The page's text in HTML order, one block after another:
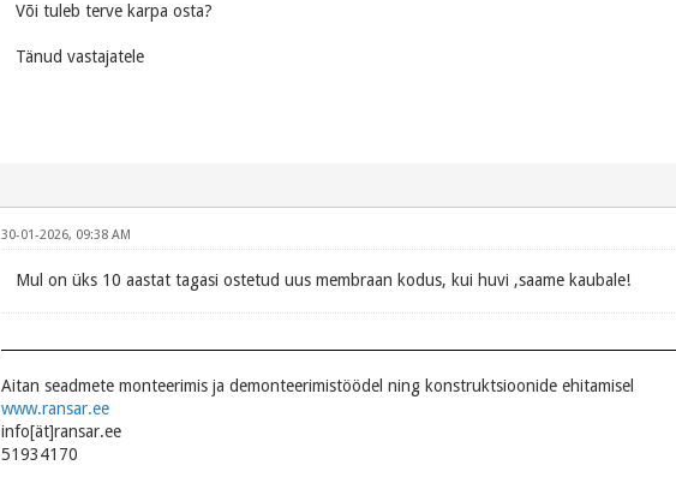
Või tuleb terve karpa osta?
Tänud vastajatele
30-01-2026, 09:38 AM
Mul on üks 10 aastat tagasi ostetud uus membraan kodus, kui huvi ,saame kaubale!
Aitan seadmete monteerimis ja demonteerimistöödel ning konstruktsioonide ehitamisel
www.ransar.ee
info[ät]ransar.ee
51934170